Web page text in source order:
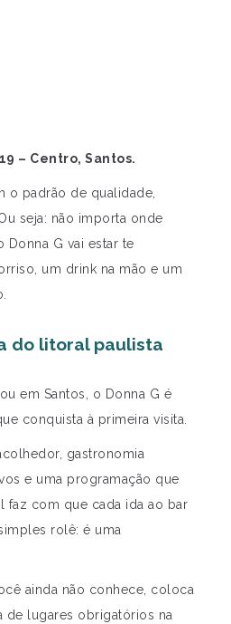
– Centro, Santos.
o padrão de qualidade,
seja: não importa onde
Donna G vai estar te
um drink na mão e um
do litoral paulista
em Santos, o Donna G é
conquista à primeira visita.
gastronomia
e uma programação que
faz com que cada ida ao bar
rolê: é uma
ainda não conhece, coloca
de lugares obrigatórios na